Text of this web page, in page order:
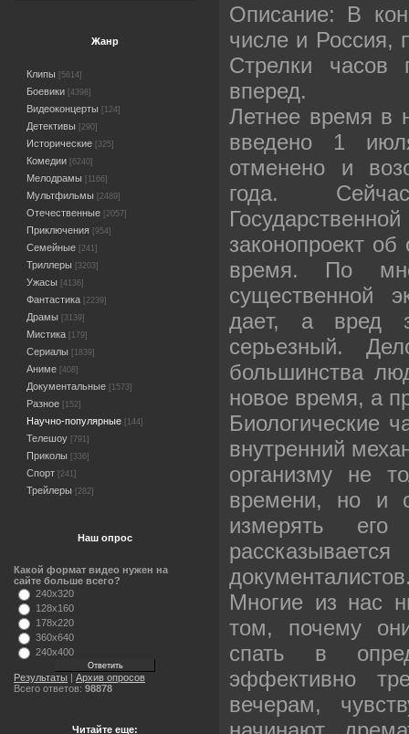
Жанр
Клипы [5614]
Боевики [4398]
Видеоконцерты [124]
Детективы [290]
Исторические [325]
Комедии [6240]
Мелодрамы [1166]
Мультфильмы [2489]
Отечественные [2057]
Приключения [954]
Семейные [241]
Триллеры [3203]
Ужасы [4136]
Фантастика [2239]
Драмы [3139]
Мистика [179]
Сериалы [1839]
Аниме [408]
Документальные [1573]
Разное [152]
Научно-популярные [144]
Телешоу [791]
Приколы [336]
Спорт [241]
Трейлеры [282]
Наш опрос
Какой формат видео нужен на
сайте больше всего?
240x320
128x160
178x220
360x640
240x400
Результаты | Архив опросов
Всего ответов: 98878
Читайте еще:
Описание: В
числе и Россия,
Стрелки часов
вперед.
Летнее время в
введено 1
отменено и
года.
законопроект
время. По
существенной
даeт, а вред
серьeзный.
большинства
новое время, а
Биологические
внутренний
организму не
времени, но и с
измерять
Многие из нас
том, почему
спать в
эффективно
вечерам,